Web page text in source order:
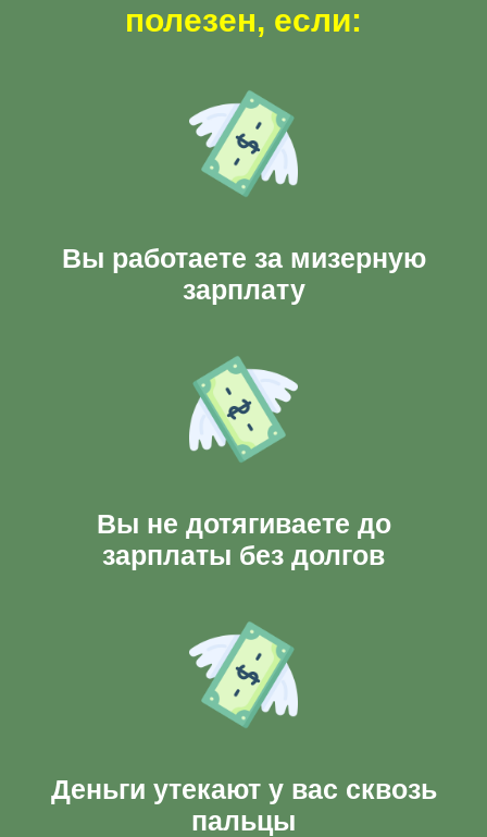
полезен, если:
Вы работаете за мизерную
зарплату
Вы не дотягиваете до
зарплаты без долгов
Деньги утекают у вас сквозь
пальцы